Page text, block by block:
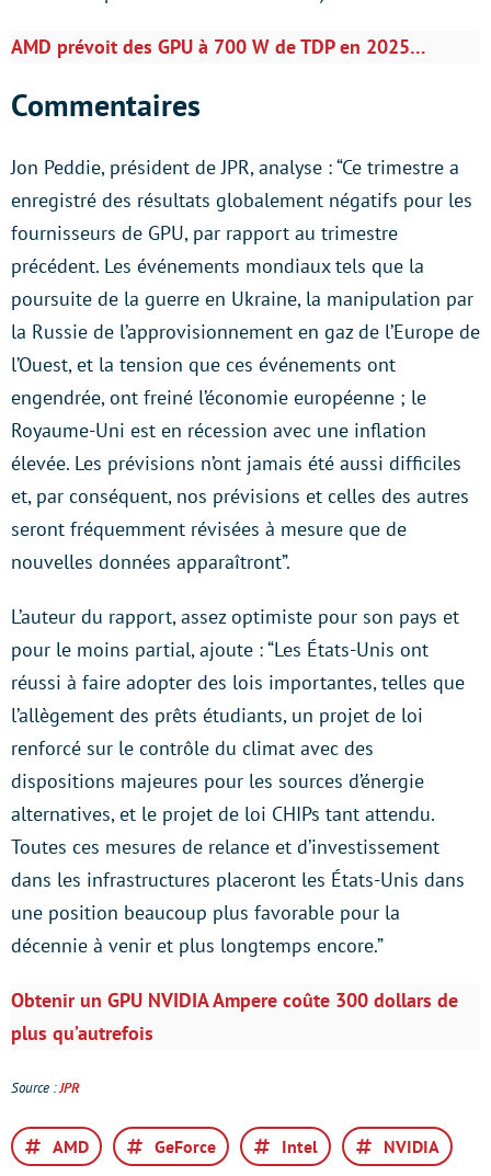
AMD prévoit des GPU à 700 W de TDP en 2025…
Commentaires
Jon Peddie, président de JPR, analyse : “Ce trimestre a
enregistré des résultats globalement négatifs pour les
fournisseurs de GPU, par rapport au trimestre
précédent. Les événements mondiaux tels que la
poursuite de la guerre en Ukraine, la manipulation par
la Russie de l’approvisionnement en gaz de l’Europe de
l’Ouest, et la tension que ces événements ont
engendrée, ont freiné l’économie européenne ; le
Royaume-Uni est en récession avec une inflation
élevée. Les prévisions n’ont jamais été aussi difficiles
et, par conséquent, nos prévisions et celles des autres
seront fréquemment révisées à mesure que de
nouvelles données apparaîtront”.
L’auteur du rapport, assez optimiste pour son pays et
pour le moins partial, ajoute : “Les États-Unis ont
réussi à faire adopter des lois importantes, telles que
l’allègement des prêts étudiants, un projet de loi
renforcé sur le contrôle du climat avec des
dispositions majeures pour les sources d’énergie
alternatives, et le projet de loi CHIPs tant attendu.
Toutes ces mesures de relance et d’investissement
dans les infrastructures placeront les États-Unis dans
une position beaucoup plus favorable pour la
décennie à venir et plus longtemps encore.”
Obtenir un GPU NVIDIA Ampere coûte 300 dollars de
plus qu’autrefois
Source :JPR
AMD GeForce Intel NVIDIA